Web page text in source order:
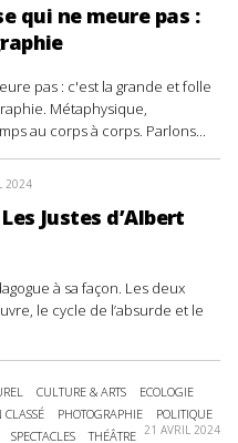
qui ne meure pas :
pas : c'est la grande et folle
Métaphysique,
au corps à corps. Parlons...
2024
Justes d’Albert
à sa façon. Les deux
le cycle de l’absurde et le
CULTURE & ARTS
ECOLOGIE
CLASSÉ PHOTOGRAPHIE
POLITIQUE
SPECTACLES THÉÂTRE 21 AVRIL 2024